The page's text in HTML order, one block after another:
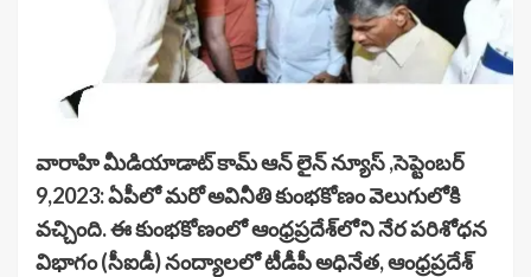
వారాహి మీడియాడాట్ కామ్ ఆన్ లైన్ న్యూస్ ,సెప్టెంబర్
9,2023: ఏపీలో మరో అవినీతి కుంభకోణం వెలుగులోకి
వచ్చింది. ఈ కుంభకోణంలో ఆంధ్రప్రదేశ్‌లోని నేర పరిశోధన
విభాగం (సీఐడీ) నంద్యాలలో టీడీపీ అధినేత, ఆంధ్రప్రదేశ్‌